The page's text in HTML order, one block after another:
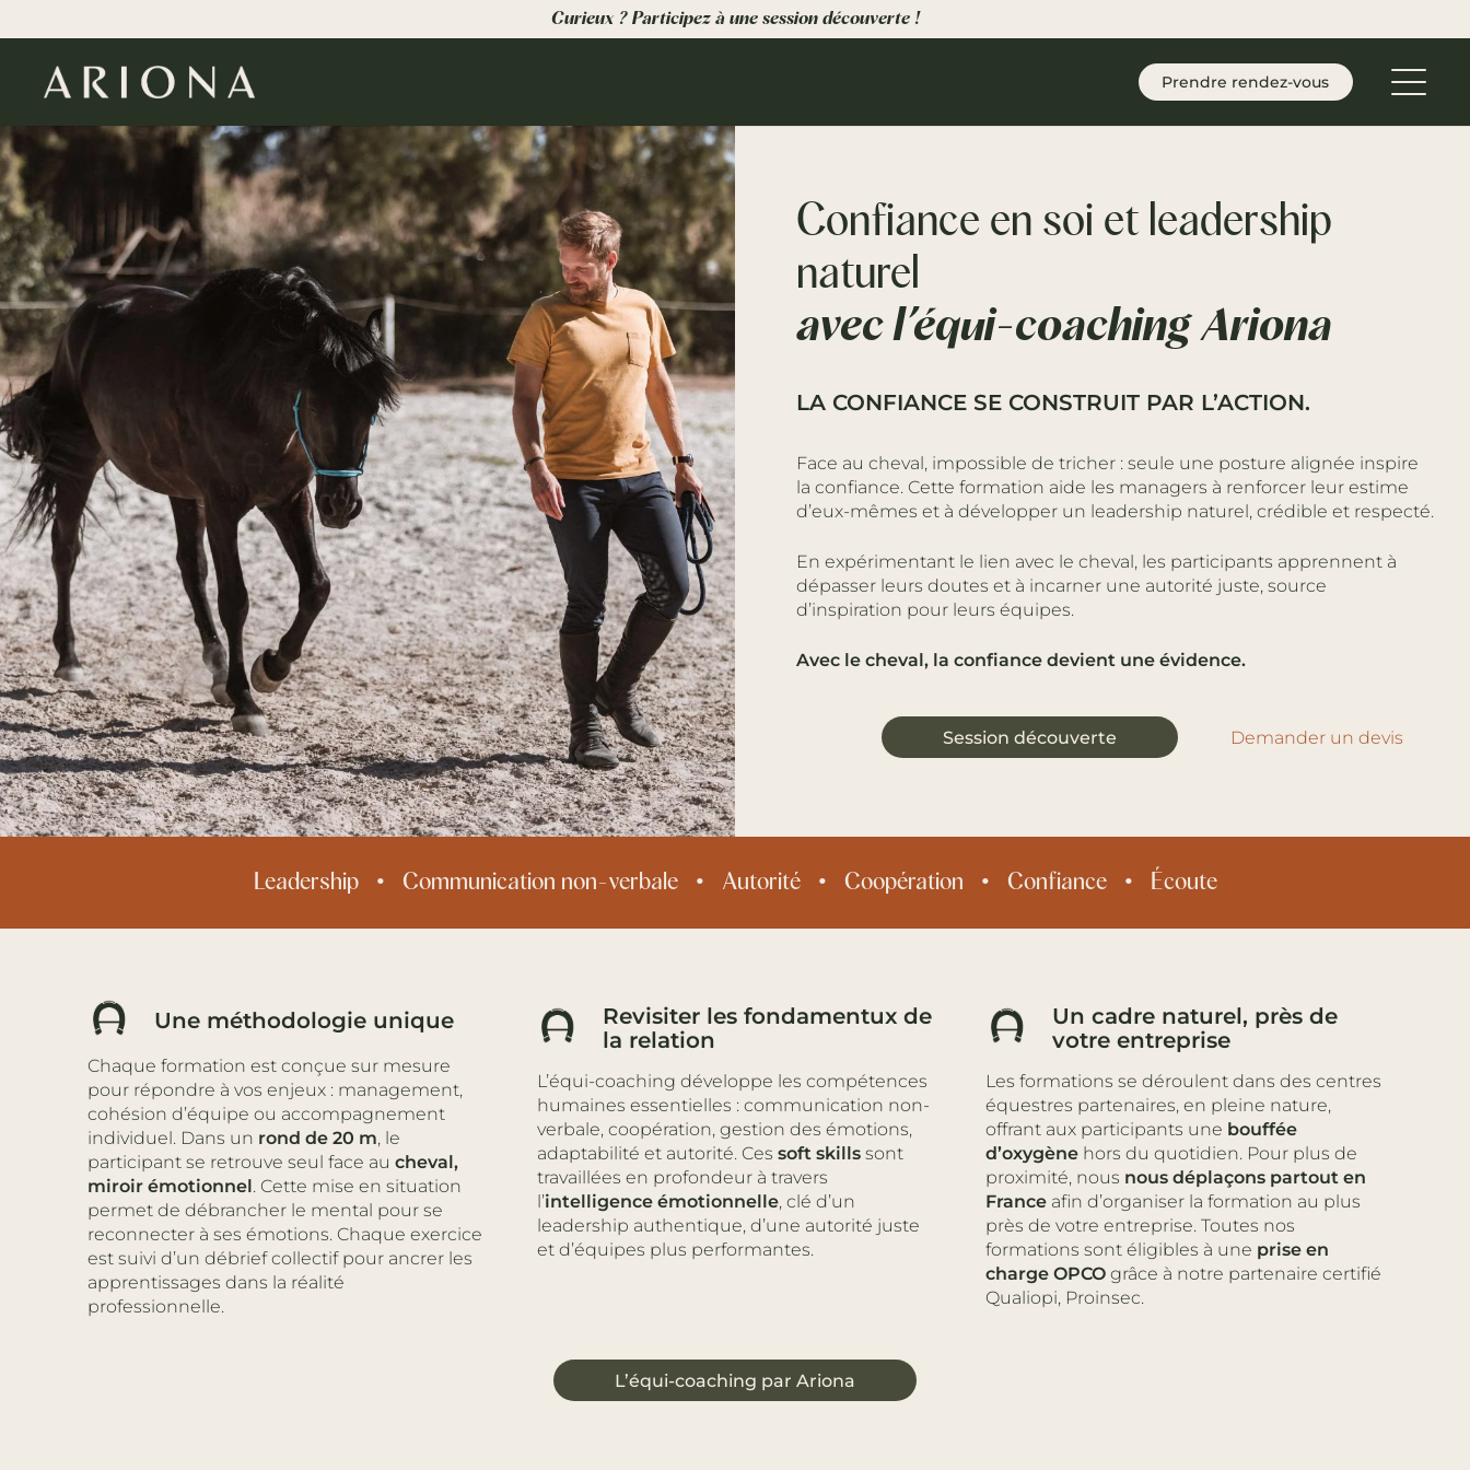
Curieux ? Participez à une session découverte !
Prendre rendez-vous
Confiance en soi et leadership
naturel
avec l’équi-coaching Ariona
LA CONFIANCE SE CONSTRUIT PAR L’ACTION.
Face au cheval, impossible de tricher : seule une posture alignée inspire
la confiance. Cette formation aide les managers à renforcer leur estime
d’eux-mêmes et à développer un leadership naturel, crédible et respecté.
En expérimentant le lien avec le cheval, les participants apprennent à
dépasser leurs doutes et à incarner une autorité juste, source
d’inspiration pour leurs équipes.
Avec le cheval, la confiance devient une évidence.
Session découverte Demander un devis
Leadership Communication non-verbale Autorité Coopération Confiance Écoute
Une méthodologie unique
Chaque formation est conçue sur mesure
pour répondre à vos enjeux : management,
cohésion d’équipe ou accompagnement
individuel. Dans un rond de 20 m, le
participant se retrouve seul face au cheval,
miroir émotionnel. Cette mise en situation
permet de débrancher le mental pour se
reconnecter à ses émotions. Chaque exercice
est suivi d’un débrief collectif pour ancrer les
apprentissages dans la réalité
professionnelle.
Revisiter les fondamentux de
la relation
L’équi-coaching développe les compétences
humaines essentielles : communication non-
verbale, coopération, gestion des émotions,
adaptabilité et autorité. Ces soft skillssont
travaillées en profondeur à travers
l’intelligence émotionnelle, clé d’un
leadership authentique, d’une autorité juste
et d’équipes plus performantes.
Un cadre naturel, près de
votre entreprise
Les formations se déroulent dans des centres
équestres partenaires, en pleine nature,
offrant aux participants une bouffée
d’oxygène hors du quotidien. Pour plus de
proximité, nous nous déplaçons partout en
France afin d’organiser la formation au plus
près de votre entreprise. Toutes nos
formations sont éligibles à une prise en
charge OPCO grâce à notre partenaire certifié
Qualiopi, Proinsec.
L’équi-coaching par Ariona